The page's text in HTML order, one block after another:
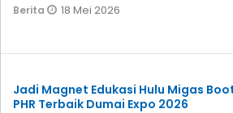
Berita 18 Mei 2026
Jadi Magnet Edukasi Hulu Migas Booth
PHR Terbaik Dumai Expo 2026